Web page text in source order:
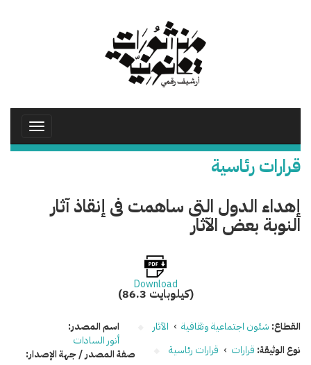
Toggle
قرارات رئاسية
إهداء الدول التى ساهمت فى إنقاذ آثار
النوبة بعض الآثار
Download
(86.3 كيلوبايت)
القطاع: شئون اجتماعية وثقافية › الآثار
نوع الوثيقة: قرارات › قرارات رئاسية
اسم المصدر:
أنور السادات
صفة المصدر / جهة الإصدار: